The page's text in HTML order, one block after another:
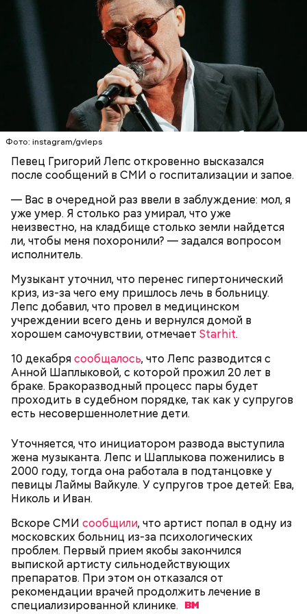
Фото: instagram/gvleps
Певец Григорий Лепс откровенно высказался
после сообщений в СМИ о госпитализации и запое.
— Вас в очередной раз ввели в заблуждение: мол, я
уже умер. Я столько раз умирал, что уже
неизвестно, на кладбище столько земли найдется
ли, чтобы меня похоронили? — задался вопросом
исполнитель.
Музыкант уточнил, что перенес гипертонический
криз, из-за чего ему пришлось лечь в больницу.
Лепс добавил, что провел в медицинском
учреждении всего день и вернулся домой в
хорошем самочувствии, отмечает Starhit.
10 декабрясообщалось, что Лепс разводится с
Анной Шаплыковой, с которой прожил 20 лет в
браке. Бракоразводный процесс пары будет
проходить в судебном порядке, так как у супругов
есть несовершеннолетние дети.
Уточняется, что инициатором развода выступила
жена музыканта. Лепс и Шаплыкова поженились в
2000 году, тогда она работала в подтанцовке у
певицы Лаймы Вайкуле. У супругов трое детей: Ева,
Николь и Иван.
Вскоре СМИ сообщили, что артист попал в одну из
московских больниц из-за психологических
проблем. Первый прием якобы закончился
выпиской артисту сильнодействующих
препаратов. При этом он отказался от
рекомендации врачей продолжить лечение в
специализированной клинике.
нужно застыть на месте и не двигаться;
нельзя ни в коем случае махать руками;
не стоит пытаться «поймать» молнию или
предметами.
— Может пробить заряд на человека. Нужно вести
себя очень осторожно, будто увидели дикого
зверя, затаиться, — добавил академик.
— Первые двое суток мы постоянно были на ногах.
Каждые два часа ездили делать замеры радиации.
Время от выезда до выезда — на отдых. Работа и
есть работа. Ее надо выполнять, — говорит он.
После получения предельно допустимой дозы
радиации Макеева вывели из 30-километровой
зоны отчуждения, где он до 3 мая проверял на
уровень радиационной зараженности
автотранспорт.
Одним из запоминающихся событий того периода
для Макеева стал футбольный матч между
киевским «Динамо» и мадридским «Атлетико»,
который состоялся 3 мая в Киеве. Полк Макеева жил
в палатках в лесу около Варовичей, в 12 километрах
от Припяти. А солдатам очень хотелось увидеть
трансляцию матча. Макеев поехал к секретарю
одолжить телевизор.
Множество людей совершают паломнические
поездки, чтобы поклониться мощам Святителя
Николая, которые находятся в Италии. 19 декабря
отмечается Никола Зимний, а 22 мая Никола вешний
или летний. Этот день установлен в память об
обретении его мощей.
Молитва Николаю чудотворцу
О, всесвятый Николае, угодниче преизрядный
Господень, теплый наш заступниче, и везде в
скорбех скорый помощниче!